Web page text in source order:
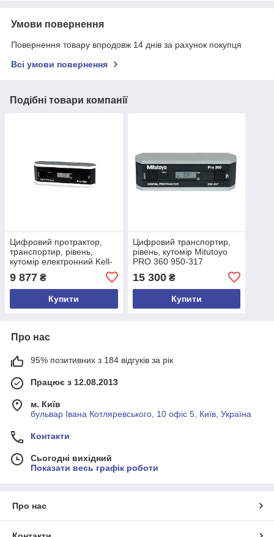
Умови повернення
Повернення товару впродовж 14 днів за рахунок покупця
Всі умови повернення
Подібні товари компанії
Цифровий протрактор,
транспортир, рівень,
кутомір електронний Kell-
9 877 ₴
Купити
Цифровий транспортир,
рівень, кутомір Mitutoyo
PRO 360 950-317
15 300₴
Купити
Про нас
95% позитивних з 184 відгуків за рік
Працює з 12.08.2013
м. Київ
бульвар Івана Котляревського, 10 офіс 5, Київ, Україна
Контакти
Сьогодні вихідний
Показати весь графік роботи
Про нас